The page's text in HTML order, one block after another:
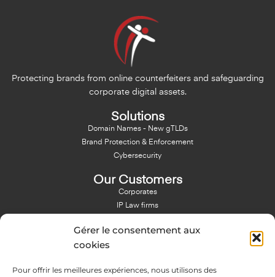
Gérer le consentement aux
cookies
Pour offrir les meilleures expériences, nous utilisons des
Protecting brands from online counterfeiters and safeguarding
corporate digital assets.
Solutions
Domain Names - New gTLDs
Brand Protection & Enforcement
Cybersecurity
Our Customers
Corporates
IP Law firms
Resources & Blog
NFT - News From There